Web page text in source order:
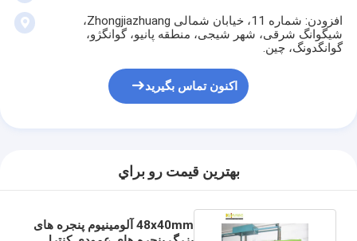
افزودن: شماره 11، خیابان شمالی Zhongjiazhuang،
شیگوانگ شرقی، شهر شیجی، منطقه پانیو، گوانگژو،
گوانگدونگ، چین.
اکنون تماس بگیرید
بهترين قيمت رو براي
48x40mm آلومینیوم پنجره های